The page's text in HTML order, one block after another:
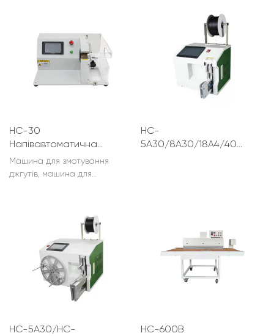
процесу штучного годування.
HC-30
Напівавтоматична
машина для
намотування дроту та
Машина для змотування
джгутів, машина для
HC-
5A30/8A30/18A4/40A80
HC-5A30/HC-
HC-600B